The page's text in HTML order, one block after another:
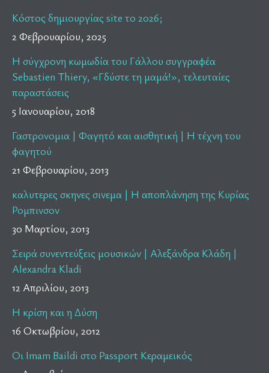
Κόστος δημιουργίας site το 2026;
2 Φεβρουαρίου, 2025
Η σύγχρονη κωμωδία του Γάλλου συγγραφέα
Sebastien Thiery, «Γδύστε τη μαμά!», τελευταίες
παραστάσεις
5 Ιανουαρίου, 2018
Γαστρονομια | Φαγητό και αισθητική | Η τέχνη του
φαγητού
21 Φεβρουαρίου, 2013
καλυτερες σκηνες σινεμα | Η αποπλάνηση της Κυρίας
Ρομπινσον
30 Μαρτίου, 2013
Σειρά συνεντεύξεις μουσικών | Αλεξάνδρα Κλάδη |
Alexandra Kladi
12 Απριλίου, 2013
Η κρίση και η Δύση
16 Οκτωβρίου, 2012
Οι Imam Baildi στο Passport Κεραμεικός